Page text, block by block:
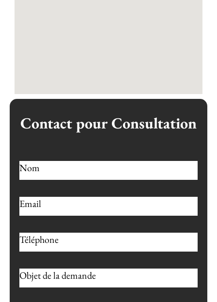
Contact pour Consultation